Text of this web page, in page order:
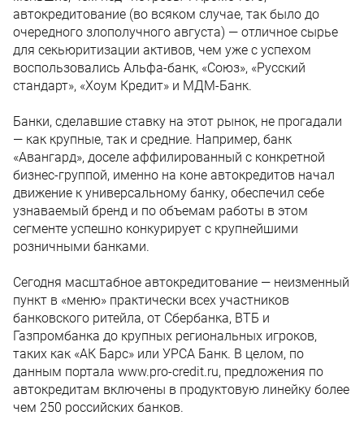
автокредитование (во всяком случае, так было до
очередного злополучного августа) — отличное сырье
для секьюритизации активов, чем уже с успехом
воспользовались Альфа-банк, «Союз», «Русский
стандарт», «Хоум Кредит» и МДМ-Банк.
Банки, сделавшие ставку на этот рынок, не прогадали
— как крупные, так и средние. Например, банк
«Авангард», доселе аффилированный с конкретной
бизнес-группой, именно на коне автокредитов начал
движение к универсальному банку, обеспечил себе
узнаваемый бренд и по объемам работы в этом
сегменте успешно конкурирует с крупнейшими
розничными банками.
Сегодня масштабное автокредитование — неизменный
пункт в «меню» практически всех участников
банковского ритейла, от Сбербанка, ВТБ и
Газпромбанка до крупных региональных игроков,
таких как «АК Барс» или УРСА Банк. В целом, по
данным портала www.pro-credit.ru, предложения по
автокредитам включены в продуктовую линейку более
чем 250 российских банков.